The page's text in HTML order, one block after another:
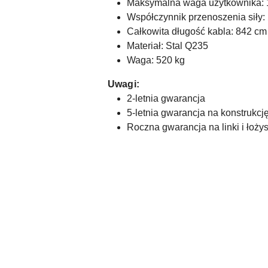
Maksymalna waga użytkownika:
Współczynnik przenoszenia siły:
Całkowita długość kabla: 842 cm
Materiał: Stal Q235
Waga: 520 kg
Uwagi:
2-letnia gwarancja
5-letnia gwarancja na
Roczna gwarancja na linki i